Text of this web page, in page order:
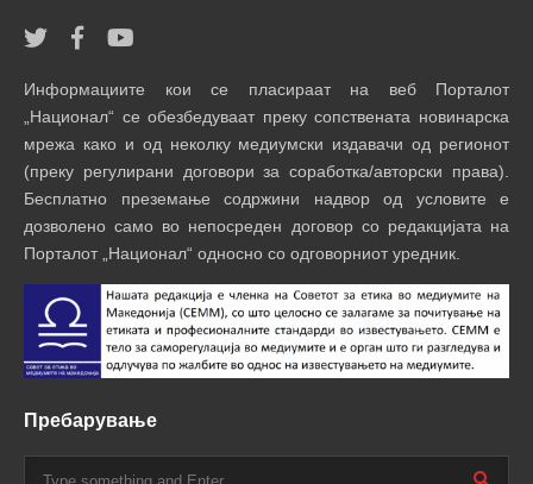
Информациите кои се пласираат на веб Порталот
„Национал“ се обезбедуваат преку сопствената новинарска
мрежа како и од неколку медиумски издавачи од регионот
(преку регулирани договори за соработка/авторски права).
Бесплатно преземање содржини надвор од условите е
дозволено само во непосреден договор со редакцијата на
Порталот „Национал“ односно со одговорниот уредник.
Пребарување